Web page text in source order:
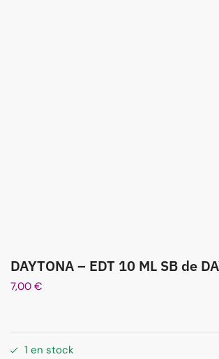
DAYTONA – EDT 10 ML SB de
7,00 €
1 en stock